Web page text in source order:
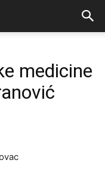
medicine